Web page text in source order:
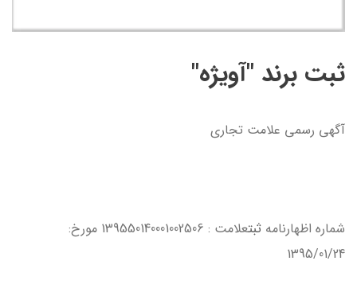
ثبت برند "آویژه"
آگهی رسمی علامت تجاری
شماره اظهارنامه ثبت
علامت : 139550140001002506 مورخ:
1395/01/24